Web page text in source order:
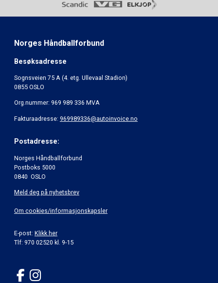
Norges Håndballforbund
Besøksadresse
Sognsveien 75 A (4. etg. Ullevaal Stadion)
0855 OSLO
Org.nummer: 969 989 336 MVA
Fakturaadresse: 969989336@autoinvoice.no
Postadresse:
Norges Håndballforbund
Postboks 5000
0840 OSLO
Meld deg på nyhetsbrev
Om cookies/informasjonskapsler
E-post: Klikk her
Tlf: 970 02520 kl. 9-15